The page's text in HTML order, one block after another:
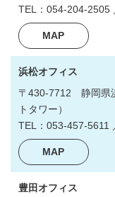
TEL：054‐204‐2505
MAP
浜松オフィス
〒430-7712 静岡県
トタワー）
TEL：053-457-5611
MAP
豊田オフィス